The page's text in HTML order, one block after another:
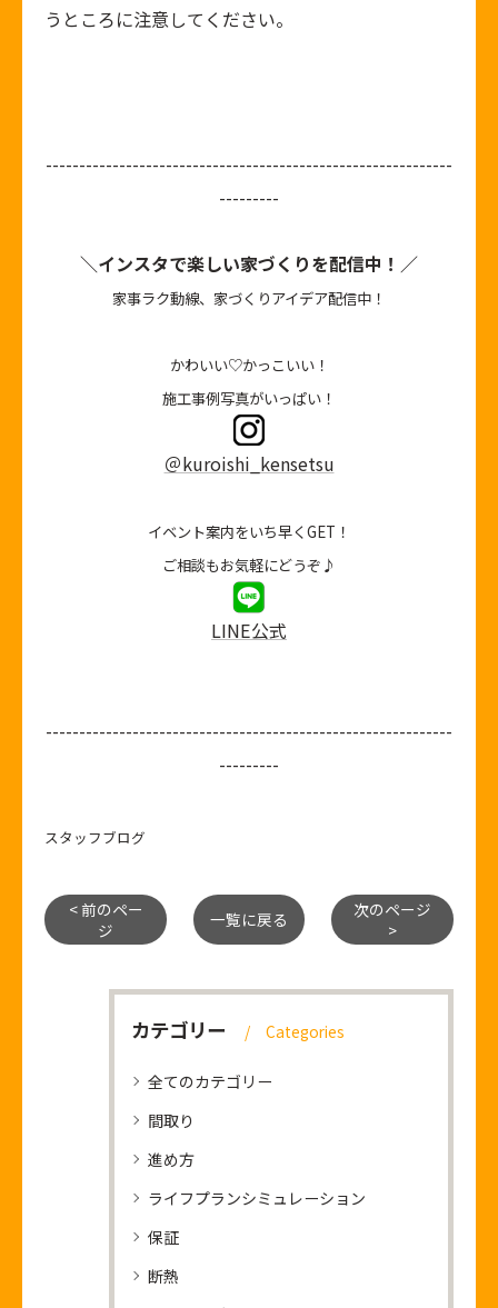
うところに注意してください。
-------------------------------------------------------------
---------
＼インスタで楽しい家づくりを配信中！／
家事ラク動線、家づくりアイデア配信中！
かわいい♡かっこいい！
施工事例写真がいっぱい！
＠kuroishi_kensetsu
イベント案内をいち早くGET！
ご相談もお気軽にどうぞ♪
LINE公式
-------------------------------------------------------------
---------
スタッフブログ
< 前のペー
ジ
一覧に戻る
次のページ
>
カテゴリー Categories
全てのカテゴリー
間取り
進め方
ライフプランシミュレーション
保証
断熱